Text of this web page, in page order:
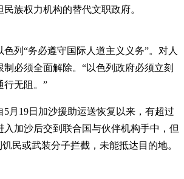
族权力机构的替代文职政府。
列“务必遵守国际人道主义义务”。对人
必须全面解除。“以色列政府必须立刻
行无阻。”
月19日加沙援助运送恢复以来，有超过
入加沙后交到联合国与伙伴机构手中，但
民或武装分子拦截，未能抵达目的地。